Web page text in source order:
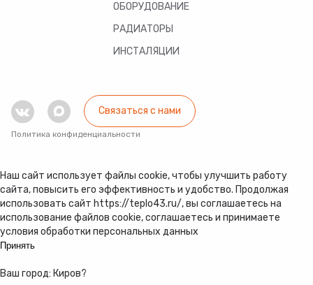
ОБОРУДОВАНИЕ
РАДИАТОРЫ
ИНСТАЛЯЦИИ
Политика конфиденциальности
Связаться с нами
Наш сайт использует файлы cookie, чтобы улучшить работу
сайта, повысить его эффективность и удобство. Продолжая
использовать сайт https://teplo43.ru/, вы соглашаетесь на
использование файлов cookie, соглашаетесь и принимаете
условия обработки персональных данных
Принять
Ваш город: Киров?